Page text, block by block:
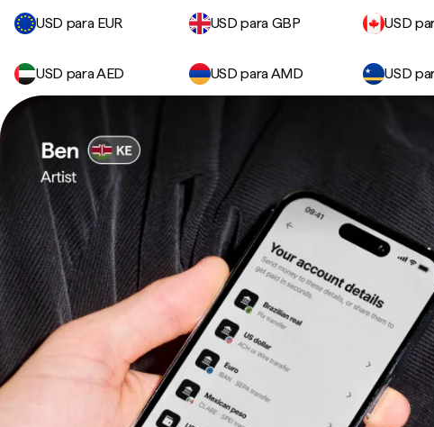
USD para EUR
USD para GBP USD
USD para AED USD para AMD USD